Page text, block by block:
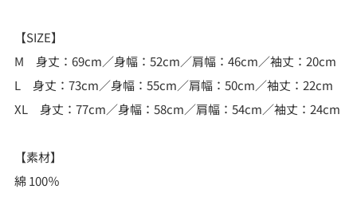
【SIZE】
M 身丈：69cm／身幅：52cm／肩幅：46cm／袖丈：20cm
L 身丈：73cm／身幅：55cm／肩幅：50cm／袖丈：22cm
XL 身丈：77cm／身幅：58cm／肩幅：54cm／袖丈：24cm
【素材】
綿 100％